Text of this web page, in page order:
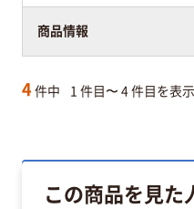
商品情報
4 件中 1 件目〜 4 件目を表示
この商品を見た